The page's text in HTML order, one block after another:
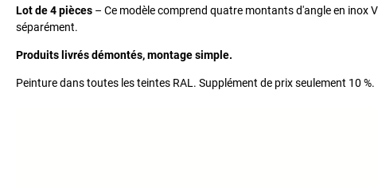
Lot de 4 pièces – Ce modèle comprend quatre montants d'angle en
séparément.
Produits livrés démontés, montage simple.
Peinture dans toutes les teintes RAL. Supplément de prix seulement 10 %.